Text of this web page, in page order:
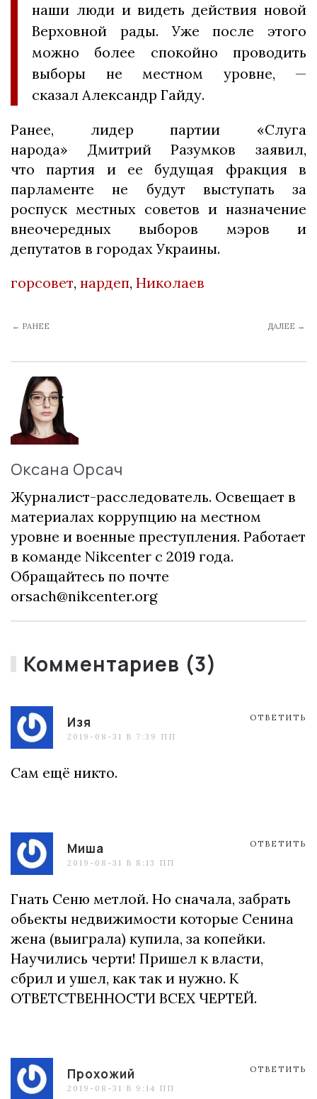
наши люди и видеть действия новой
Верховной рады. Уже после этого
можно более спокойно проводить
выборы не местном уровне, —
сказал Александр Гайду.
Ранее, лидер партии «Слуга
народа» Дмитрий Разумков заявил,
что партия и ее будущая фракция в
парламенте не будут выступать за
роспуск местных советов и назначение
внеочередных выборов мэров и
депутатов в городах Украины.
горсовет, нардеп, Николаев
← РАНЕЕ ДАЛЕЕ →
Оксана Орсач
Журналист-расследователь. Освещает в
материалах коррупцию на местном
уровне и военные преступления. Работает
в команде Nikcenter с 2019 года.
Обращайтесь по почте
orsach@nikcenter.org
Комментариев (3)
Изя
2019-08-31 В 7:39 ПП
ОТВЕТИТЬ
Сам ещё никто.
Миша
2019-08-31 В 8:13 ПП
ОТВЕТИТЬ
Гнать Сеню метлой. Но сначала, забрать
обьекты недвижимости которые Сенина
жена (выиграла) купила, за копейки.
Научились черти! Пришел к власти,
сбрил и ушел, как так и нужно. К
ОТВЕТСТВЕННОСТИ ВСЕХ ЧЕРТЕЙ.
Прохожий
2019-08-31 В 9:14 ПП
ОТВЕТИТЬ